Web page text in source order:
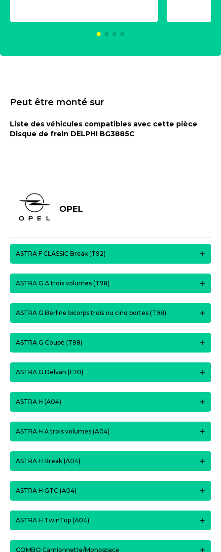
Peut être monté sur
Liste des véhicules compatibles avec cette pièce
Disque de frein DELPHI BG3885C
OPEL
ASTRA F CLASSIC Break (T92)
ASTRA G A trois volumes (T98)
ASTRA G Berline bicorps trois ou cinq portes (T98)
ASTRA G Coupé (T98)
ASTRA G Delvan (F70)
ASTRA H (A04)
ASTRA H A trois volumes (A04)
ASTRA H Break (A04)
ASTRA H GTC (A04)
ASTRA H TwinTop (A04)
COMBO Camionnette/Monospace